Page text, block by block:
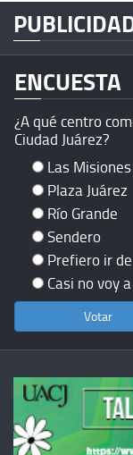
ENCUESTA
¿A qué centro
Ciudad Juárez?
Las Misiones
Plaza Juárez
Río Grande
Sendero
Prefiero ir
Casi no voy